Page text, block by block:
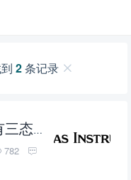
2条记录
SN74LV4T125-Q1——具有三态输出电平转换器的汽车类单电源四路缓冲门
782